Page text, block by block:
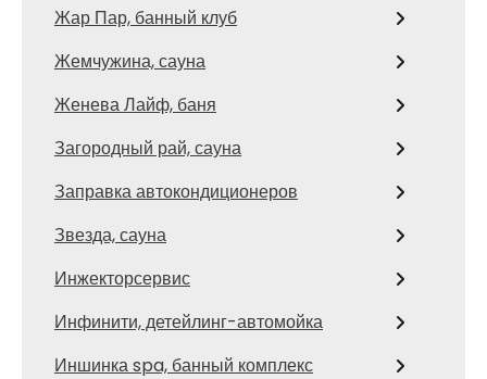
Жар Пар, банный клуб
Жемчужина, сауна
Женева Лайф, баня
Загородный рай, сауна
Заправка автокондиционеров
Звезда, сауна
Инжекторсервис
Инфинити, детейлинг-автомойка
Иншинка spa, банный комплекс